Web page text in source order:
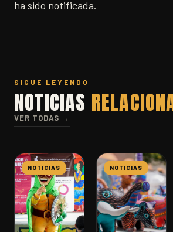
ha sido notificada.
SIGUE LEYENDO
NOTICIAS
VER TODAS →
NOTICIAS NOTICIAS